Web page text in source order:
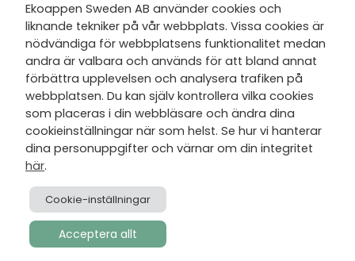
Jag har tagit del av Ekoappens
personuppgifts- och
integritetspolicyoch tar gärna del
av nyheter, hälsotips och exklusiva
erbjudanden via min e-post.
Skapad av
Ekoappen Sweden AB använder cookies och
liknande tekniker på vår webbplats. Vissa cookies är
nödvändiga för webbplatsens funktionalitet medan
andra är valbara och används för att bland annat
förbättra upplevelsen och analysera trafiken på
webbplatsen. Du kan själv kontrollera vilka cookies
som placeras i din webbläsare och ändra dina
cookieinställningar när som helst. Se hur vi hanterar
dina personuppgifter och värnar om din integritet
här.
Cookie-inställningar
Acceptera allt